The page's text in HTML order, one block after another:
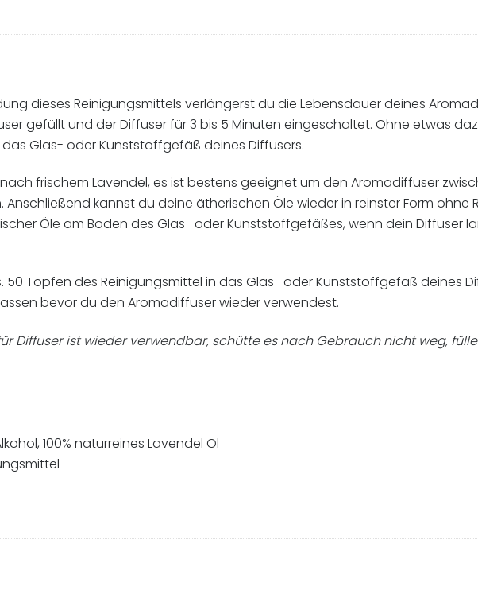
dieses Reinigungsmittels verlängerst du die Lebensdauer deines
gefüllt und der Diffuser für 3 bis 5 Minuten eingeschaltet. Ohne etwas
Glas- oder Kunststoffgefäß deines Diffusers.
frischem Lavendel, es ist bestens geeignet um den Aromadiffuser
Anschließend kannst du deine ätherischen Öle wieder in reinster Form
Öle am Boden des Glas- oder Kunststoffgefäßes, wenn dein Diffuser
50 Topfen des Reinigungsmittel in das Glas- oder Kunststoffgefäß deines
bevor du den Aromadiffuser wieder verwendest.
Diffuser ist wieder verwendbar, schütte es nach Gebrauch nicht weg,
100% naturreines Lavendel Öl